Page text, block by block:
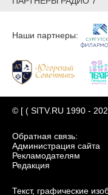
Наши партнеры:
© [ ( SITV.RU 1990 -
Обратная связь:
Администрация сайта
Рекламодателям
Редакция
Текст, графические